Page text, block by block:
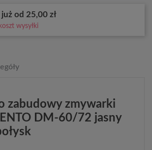
już od 25,00 zł
wysyłki
zabudowy zmywarki
DM-60/72 jasny